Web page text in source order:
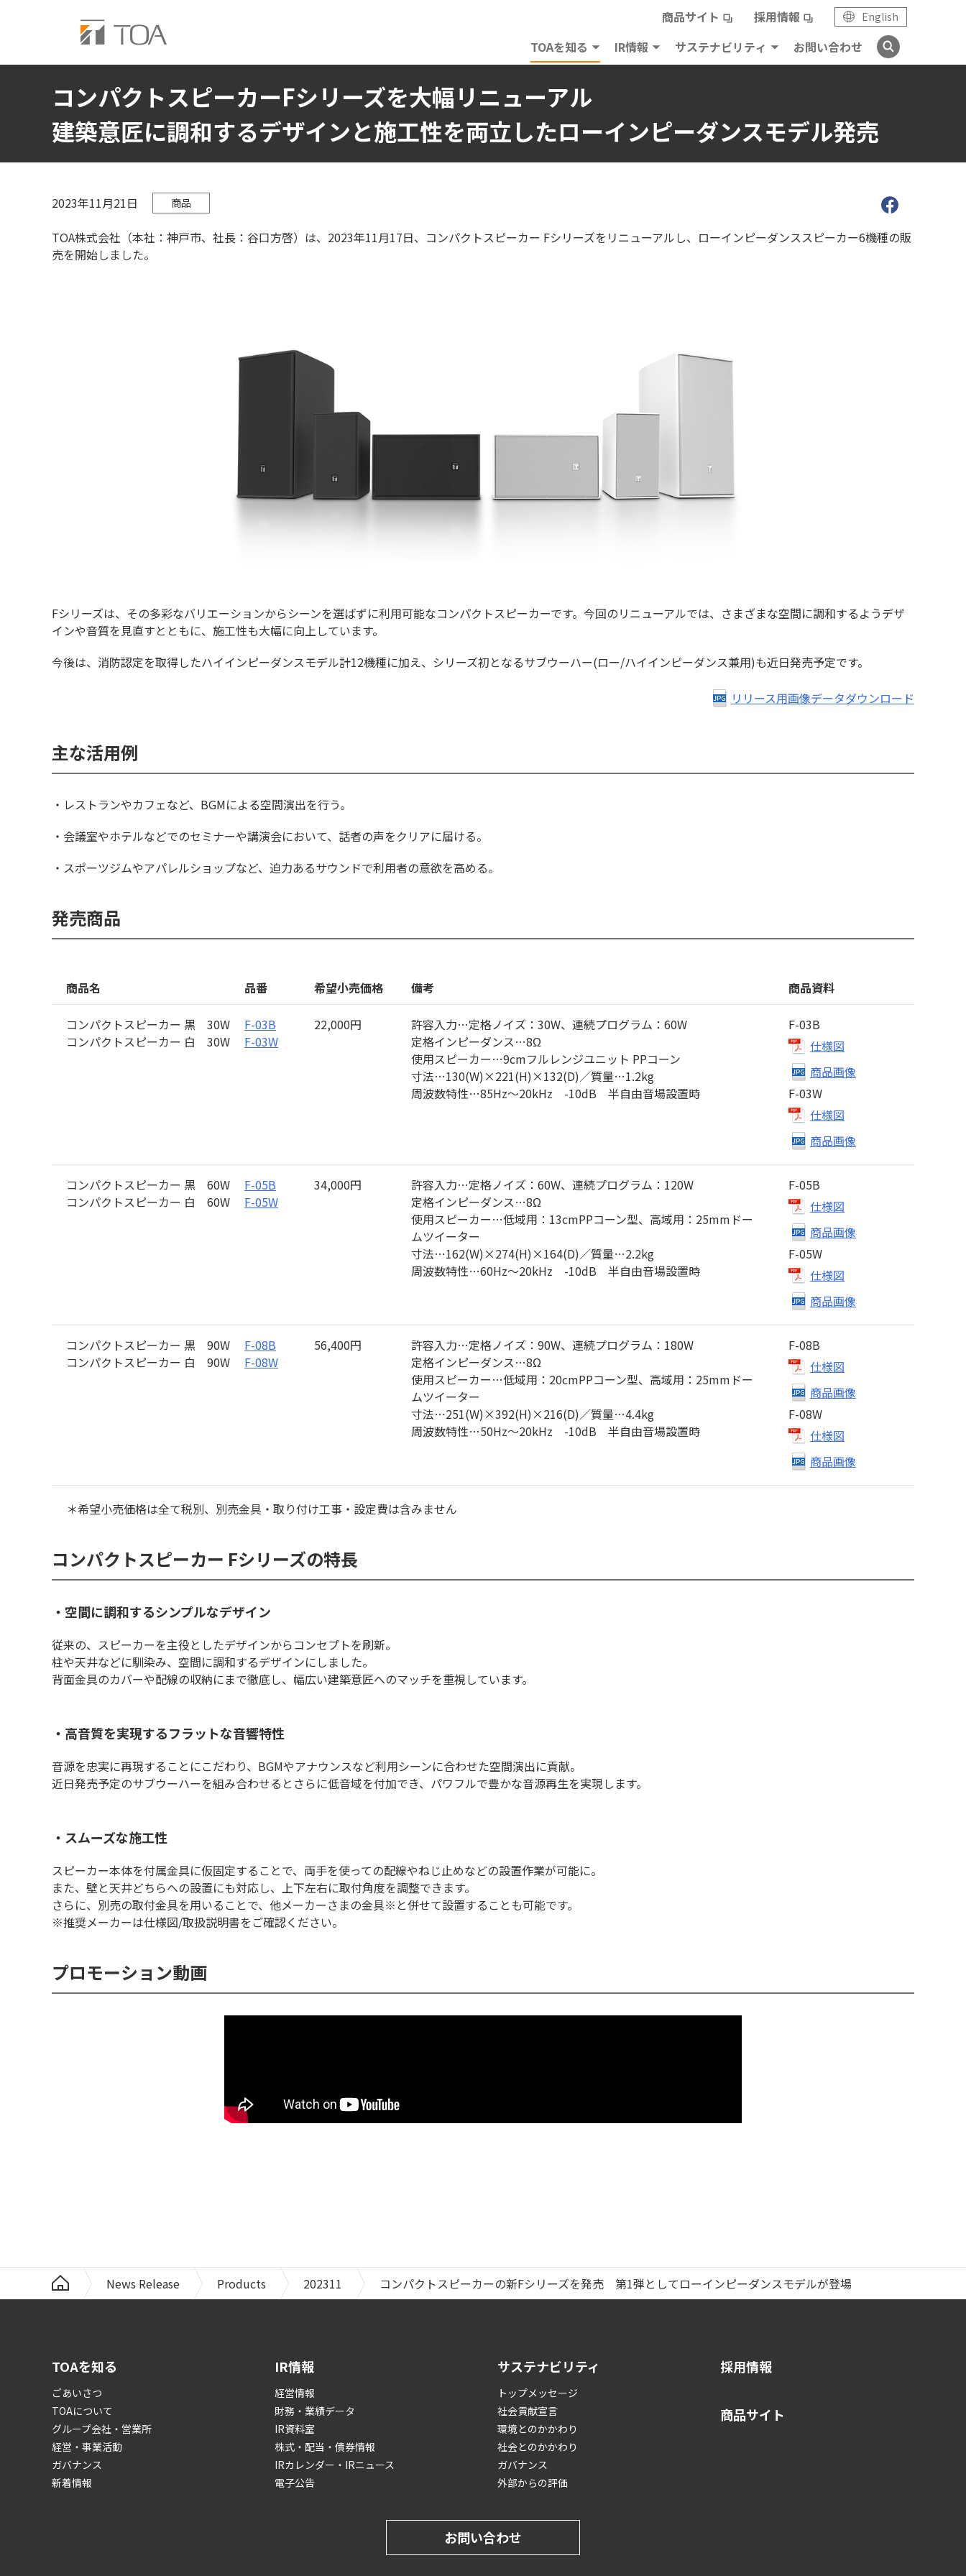
商品サイト 採用情報 English
TOAを知る IR情報 サステナビリティ お問い合わせ
コンパクトスピーカーFシリーズを大幅リニューアル
建築意匠に調和するデザインと施工性を両立したローインピーダンスモデル発売
2023年11月21日 商品
TOA株式会社（本社：神戸市、社長：谷口方啓）は、2023年11月17日、コンパクトスピーカー Fシリーズをリニューアルし、ローインピーダンススピーカー6機種の販
売を開始しました。
Fシリーズは、その多彩なバリエーションからシーンを選ばずに利用可能なコンパクトスピーカーです。今回のリニューアルでは、さまざまな空間に調和するようデザ
インや音質を見直すとともに、施工性も大幅に向上しています。
今後は、消防認定を取得したハイインピーダンスモデル計12機種に加え、シリーズ初となるサブウーハー(ロー/ハイインピーダンス兼用)も近日発売予定です。
リリース用画像データダウンロード
主な活用例
・レストランやカフェなど、BGMによる空間演出を行う。
・会議室やホテルなどでのセミナーや講演会において、話者の声をクリアに届ける。
・スポーツジムやアパレルショップなど、迫力あるサウンドで利用者の意欲を高める。
発売商品
商品名 品番 希望小売価格 備考 商品資料
コンパクトスピーカー 黒 30W
コンパクトスピーカー 白 30W
F-03B
F-03W
22,000円
許容入力…定格ノイズ：30W、連続プログラム：60W
定格インピーダンス…8Ω
使用スピーカー…9cmフルレンジユニット PPコーン
寸法…130(W)×221(H)×132(D)／質量…1.2kg
周波数特性…85Hz～20kHz -10dB 半自由音場設置時
F-03B
仕様図
商品画像
F-03W
仕様図
商品画像
コンパクトスピーカー 黒 60W
コンパクトスピーカー 白 60W
F-05B
F-05W
34,000円
許容入力…定格ノイズ：60W、連続プログラム：120W
定格インピーダンス…8Ω
使用スピーカー…低域用：13cmPPコーン型、高域用：25mmドー
ムツイーター
寸法…162(W)×274(H)×164(D)／質量…2.2kg
周波数特性…60Hz～20kHz -10dB 半自由音場設置時
F-05B
仕様図
商品画像
F-05W
仕様図
商品画像
コンパクトスピーカー 黒 90W
コンパクトスピーカー 白 90W
F-08B
F-08W
56,400円
許容入力…定格ノイズ：90W、連続プログラム：180W
定格インピーダンス…8Ω
使用スピーカー…低域用：20cmPPコーン型、高域用：25mmドー
ムツイーター
寸法…251(W)×392(H)×216(D)／質量…4.4kg
周波数特性…50Hz～20kHz -10dB 半自由音場設置時
F-08B
仕様図
商品画像
F-08W
仕様図
商品画像
＊希望小売価格は全て税別、別売金具・取り付け工事・設定費は含みません
コンパクトスピーカー Fシリーズの特長
・空間に調和するシンプルなデザイン
従来の、スピーカーを主役としたデザインからコンセプトを刷新。
柱や天井などに馴染み、空間に調和するデザインにしました。
背面金具のカバーや配線の収納にまで徹底し、幅広い建築意匠へのマッチを重視しています。
・高音質を実現するフラットな音響特性
音源を忠実に再現することにこだわり、BGMやアナウンスなど利用シーンに合わせた空間演出に貢献。
近日発売予定のサブウーハーを組み合わせるとさらに低音域を付加でき、パワフルで豊かな音源再生を実現します。
・スムーズな施工性
スピーカー本体を付属金具に仮固定することで、両手を使っての配線やねじ止めなどの設置作業が可能に。
また、壁と天井どちらへの設置にも対応し、上下左右に取付角度を調整できます。
さらに、別売の取付金具を用いることで、他メーカーさまの金具※と併せて設置することも可能です。
※推奨メーカーは仕様図/取扱説明書をご確認ください。
プロモーション動画
News Release Products 202311 コンパクトスピーカーの新Fシリーズを発売 第1弾としてローインピーダンスモデルが登場
TOAを知る
ごあいさつ
TOAについて
グループ会社・営業所
経営・事業活動
ガバナンス
新着情報
IR情報
経営情報
財務・業績データ
IR資料室
株式・配当・債券情報
IRカレンダー・IRニュース
電子公告
サステナビリティ
トップメッセージ
社会貢献宣言
環境とのかかわり
社会とのかかわり
ガバナンス
外部からの評価
採用情報
商品サイト
お問い合わせ